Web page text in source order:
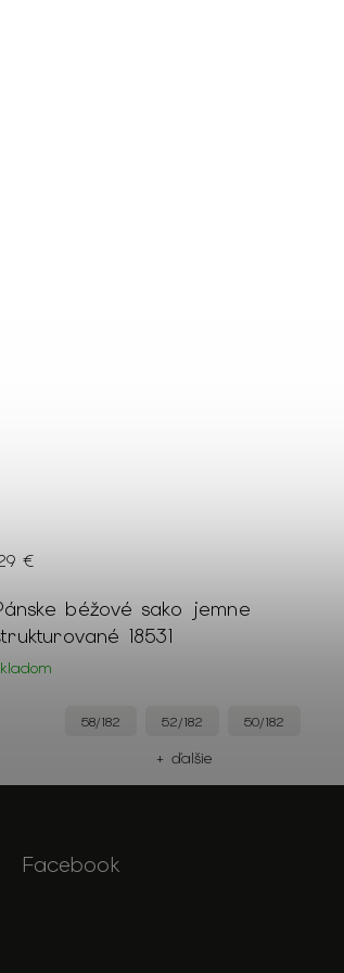
béžové sako jemne
18531
€
58/182 52/182 50/182
+ ďalšie
Facebook